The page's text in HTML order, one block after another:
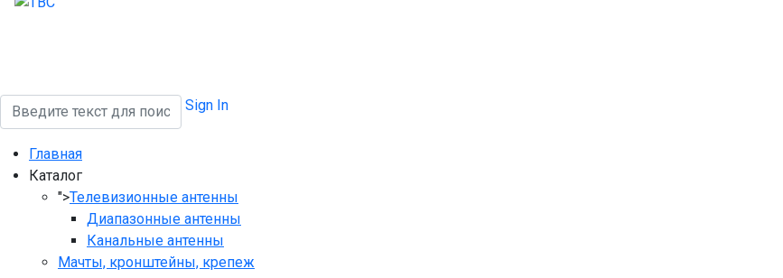
Поиск Sign In
Главная
Каталог
">Телевизионные антенны
Диапазонные антенны
Канальные антенны
Мачты, кронштейны, крепеж